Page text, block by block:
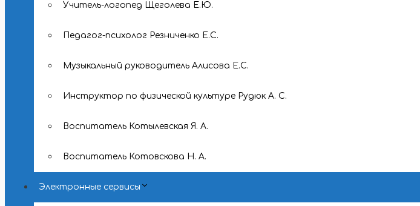
Учитель-логопед Щеголева Е.Ю.
Педагог-психолог Резниченко Е.С.
Музыкальный руководитель Алисова Е.С.
Инструктор по физической культуре Рудюк А. С.
Воспитатель Котылевская Я. А.
Воспитатель Котовскова Н. А.
Электронные сервисы